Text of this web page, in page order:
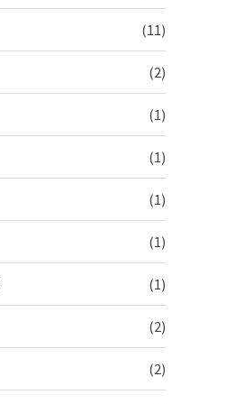
(11)
(2)
(1)
(1)
(1)
(1)
(1)
(2)
(2)